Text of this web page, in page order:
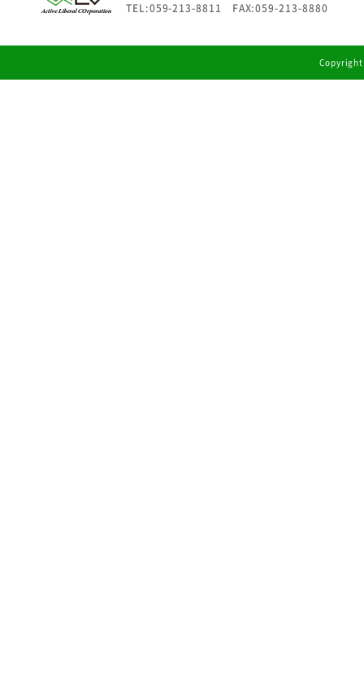
TEL:059-213-8811 FAX:059-213-8880
Copyright